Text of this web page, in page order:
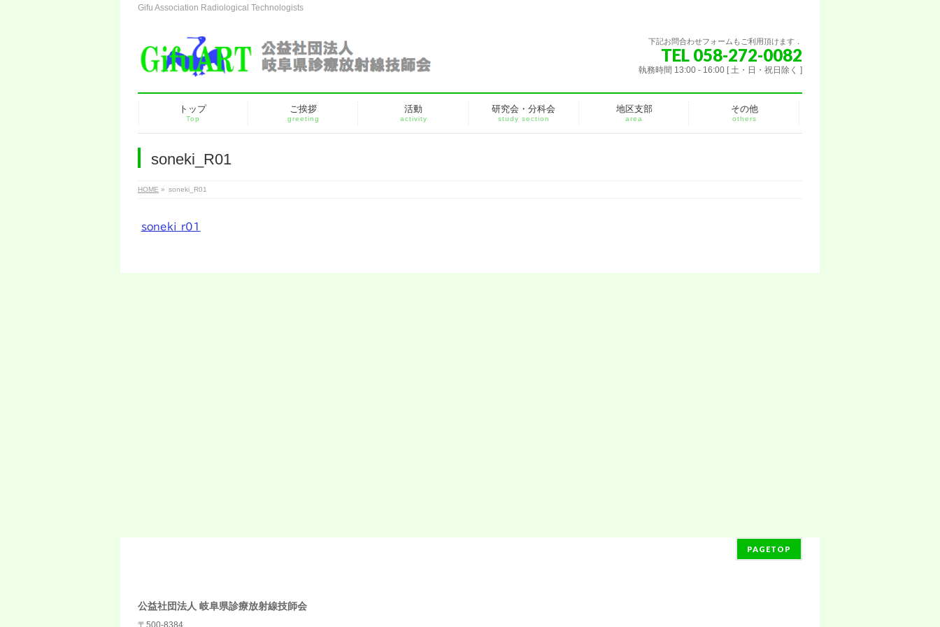
Gifu Association Radiological Technologists
下記お問合わせフォームもご利用頂けます．
TEL 058-272-0082
執務時間 13:00 - 16:00 [ 土・日・祝日除く ]
トップ
Top
ご挨拶
greeting
活動
activity
研究会・分科会
study section
地区支部
area
その他
others
soneki_R01
HOME » soneki_R01
soneki_r01
PAGETOP
公益社団法人 岐阜県診療放射線技師会
〒500-8384